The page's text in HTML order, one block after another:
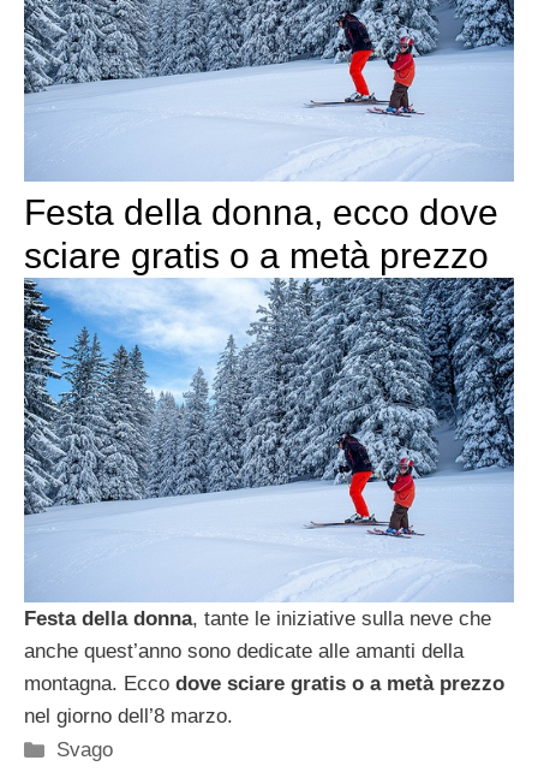
Festa della donna, ecco dove
sciare gratis o a metà prezzo
Festa della donna, tante le iniziative sulla neve che
anche quest’anno sono dedicate alle amanti della
montagna. Ecco dove sciare gratis o a metà prezzo
nel giorno dell’8 marzo.
Categorie
Svago